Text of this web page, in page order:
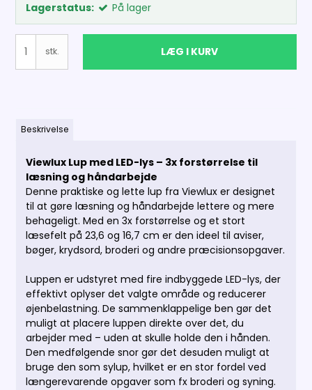
Lagerstatus: På lager
stk. LÆG I KURV
Beskrivelse
Viewlux Lup med LED-lys – 3x forstørrelse til
læsning og håndarbejde
Denne praktiske og lette lup fra Viewlux er designet
til at gøre læsning og håndarbejde lettere og mere
behageligt. Med en 3x forstørrelse og et stort
læsefelt på 23,6 og 16,7 cm er den ideel til aviser,
bøger, krydsord, broderi og andre præcisionsopgaver.
Luppen er udstyret med fire indbyggede LED-lys, der
effektivt oplyser det valgte område og reducerer
øjenbelastning. De sammenklappelige ben gør det
muligt at placere luppen direkte over det, du
arbejder med – uden at skulle holde den i hånden.
Den medfølgende snor gør det desuden muligt at
bruge den som sylup, hvilket er en stor fordel ved
længerevarende opgaver som fx broderi og syning.